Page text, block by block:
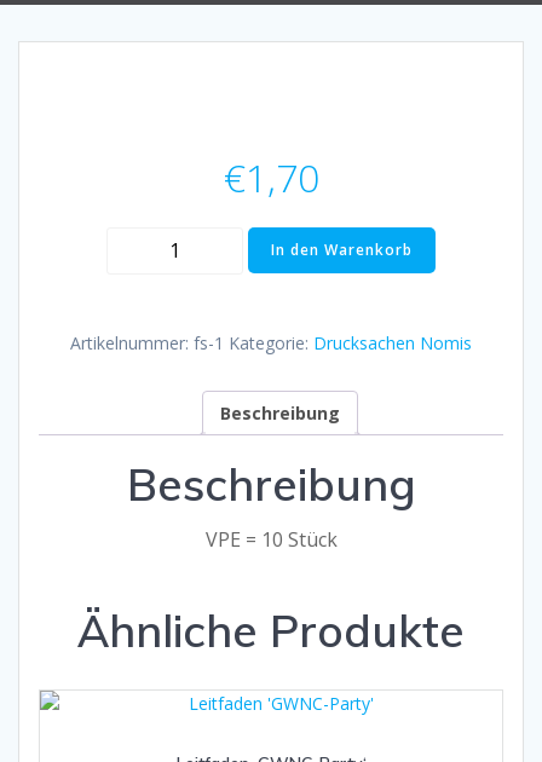
€1,70
VPE
"Leitfaden
'Flexible-/Smart
In den Warenkorb
Artikelnummer: fs-1 Kategorie: Drucksachen Nomis
Beschreibung
Beschreibung
VPE = 10 Stück
Ähnliche Produkte